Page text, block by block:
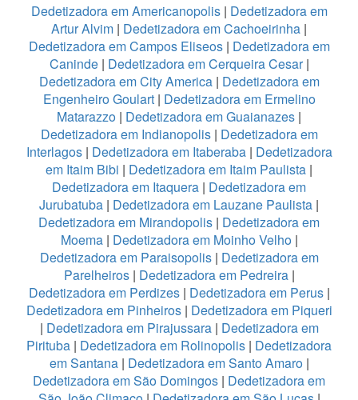
Dedetizadora em Americanopolis | Dedetizadora em
Artur Alvim | Dedetizadora em Cachoeirinha |
Dedetizadora em Campos Eliseos | Dedetizadora em
Caninde| Dedetizadora em Cerqueira Cesar|
Dedetizadora em City America | Dedetizadora em
Engenheiro Goulart | Dedetizadora em Ermelino
Matarazzo | Dedetizadora em Guaianazes |
Dedetizadora em Indianopolis| Dedetizadora em
Interlagos| Dedetizadora em Itaberaba| Dedetizadora
em Itaim Bibi | Dedetizadora em Itaim Paulista |
Dedetizadora em Itaquera | Dedetizadora em
Jurubatuba | Dedetizadora em Lauzane Paulista |
Dedetizadora em Mirandopolis | Dedetizadora em
Moema| Dedetizadora em Moinho Velho |
Dedetizadora em Paraisopolis| Dedetizadora em
Parelheiros| Dedetizadora em Pedreira|
Dedetizadora em Perdizes| Dedetizadora em Perus|
Dedetizadora em Pinheiros| Dedetizadora em Piqueri
| Dedetizadora em Pirajussara| Dedetizadora em
Pirituba | Dedetizadora em Rolinopolis | Dedetizadora
em Santana| Dedetizadora em Santo Amaro|
Dedetizadora em São Domingos | Dedetizadora em